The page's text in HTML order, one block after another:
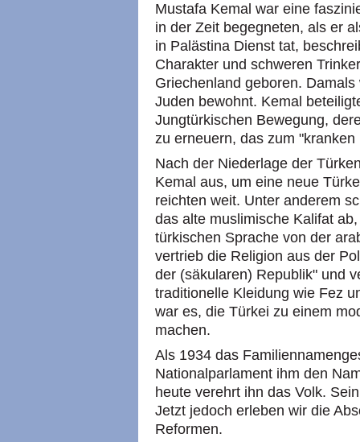
Mustafa Kemal war eine
in der Zeit begegneten, als er
in Palästina Dienst tat,
Charakter und schweren
Griechenland geboren.
Juden bewohnt. Kemal
Jungtürkischen Bewegung,
zu erneuern, das zum
Nach der Niederlage der
Kemal aus, um eine neue
reichten weit. Unter anderem
das alte muslimische Kalifat
türkischen Sprache von der
vertrieb die Religion aus der
der (säkularen) Republik" und
traditionelle Kleidung wie Fez
war es, die Türkei zu einem
machen.
Als 1934 das
Nationalparlament ihm den
heute verehrt ihn das Volk.
Jetzt jedoch erleben wir die
Reformen.